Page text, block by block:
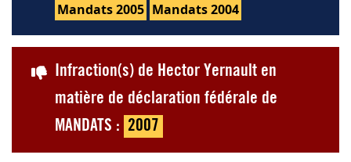
Mandats 2005 Mandats 2004
Infraction(s) de Hector Yernault en
matière de déclaration fédérale de
MANDATS : 2007